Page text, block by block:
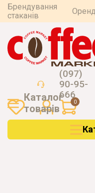
Брендування
стаканів
(097)
90-95-
666
0
Каталог
товарiв